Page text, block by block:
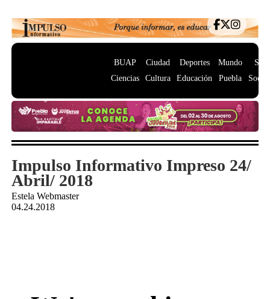
BUAP
Ciencias
Ciudad
Cultura
Deportes
Educación
Mundo
Puebla
Impulso Informativo Impreso 24/
Abril/ 2018
Estela Webmaster
04.24.2018